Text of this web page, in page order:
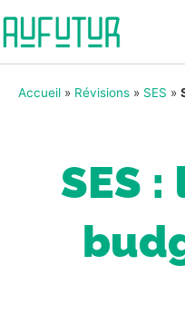
Accueil » Révisions » SES »
SES